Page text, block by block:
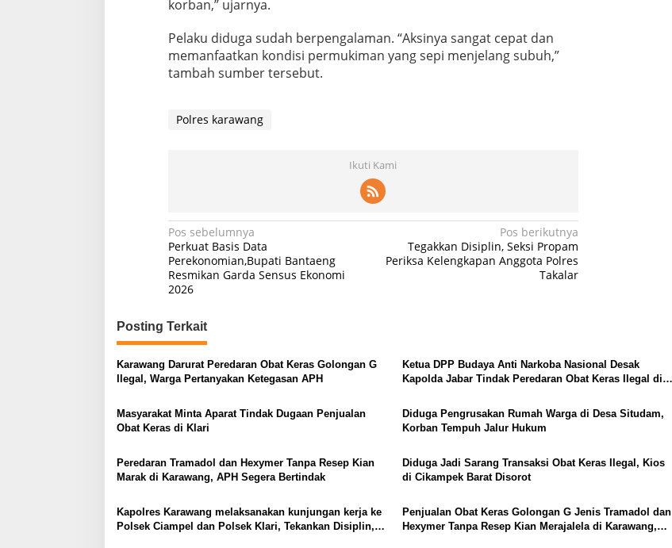
korban,” ujarnya.
Pelaku diduga sudah berpengalaman. “Aksinya sangat cepat dan
memanfaatkan kondisi permukiman yang sepi menjelang subuh,”
tambah sumber tersebut.
Polres karawang
Ikuti Kami
Navigasi
pos
Pos sebelumnya
Perkuat Basis Data
Perekonomian,Bupati Bantaeng
Resmikan Garda Sensus Ekonomi
2026
Pos berikutnya
Tegakkan Disiplin, Seksi Propam
Periksa Kelengkapan Anggota Polres
Takalar
Posting Terkait
Karawang Darurat Peredaran Obat Keras Golongan G
Ilegal, Warga Pertanyakan Ketegasan APH
Ketua DPP Budaya Anti Narkoba Nasional Desak
Kapolda Jabar Tindak Peredaran Obat Keras Ilegal di
Masyarakat Minta Aparat Tindak Dugaan Penjualan
Obat Keras di Klari
Diduga Pengrusakan Rumah Warga di Desa Situdam,
Korban Tempuh Jalur Hukum
Peredaran Tramadol dan Hexymer Tanpa Resep Kian
Marak di Karawang, APH Segera Bertindak
Diduga Jadi Sarang Transaksi Obat Keras Ilegal, Kios
di Cikampek Barat Disorot
Kapolres Karawang melaksanakan kunjungan kerja ke
Polsek Ciampel dan Polsek Klari, Tekankan Disiplin,
Penjualan Obat Keras Golongan G Jenis Tramadol dan
Hexymer Tanpa Resep Kian Merajalela di Karawang,